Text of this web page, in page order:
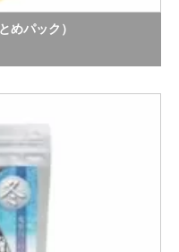
めパック）